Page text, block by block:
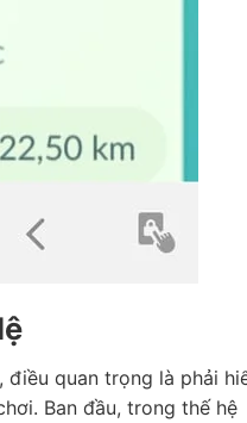
, điều quan trọng là phải
Ban đầu, trong thế hệ